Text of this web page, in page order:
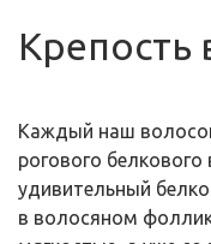
Крепость
Каждый наш
рогового
удивительный
в волосяном